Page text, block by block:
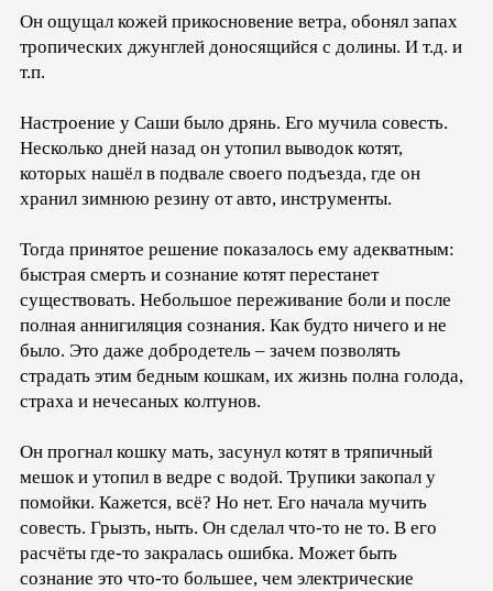
Он ощущал кожей прикосновение ветра, обонял запах
тропических джунглей доносящийся с долины. И т.д. и
т.п.
Настроение у Саши было дрянь. Его мучила совесть.
Несколько дней назад он утопил выводок котят,
которых нашёл в подвале своего подъезда, где он
хранил зимнюю резину от авто, инструменты.
Тогда принятое решение показалось ему адекватным:
быстрая смерть и сознание котят перестанет
существовать. Небольшое переживание боли и после
полная аннигиляция сознания. Как будто ничего и не
было. Это даже добродетель – зачем позволять
страдать этим бедным кошкам, их жизнь полна голода,
страха и нечесаных колтунов.
Он прогнал кошку мать, засунул котят в тряпичный
мешок и утопил в ведре с водой. Трупики закопал у
помойки. Кажется, всё? Но нет. Его начала мучить
совесть. Грызть, ныть. Он сделал что-то не то. В его
расчёты где-то закралась ошибка. Может быть
сознание это что-то большее, чем электрические